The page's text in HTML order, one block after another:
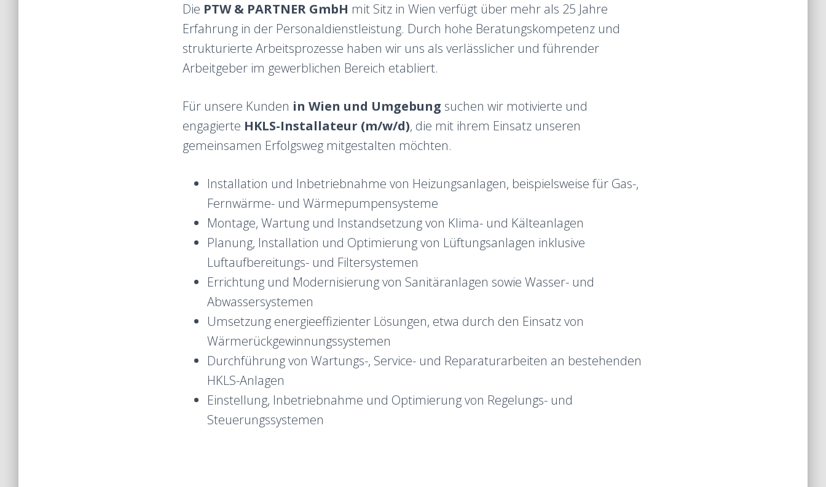
Die PTW & PARTNER GmbH mit Sitz in Wien verfügt über mehr als 25 Jahre
Erfahrung in der Personaldienstleistung. Durch hohe Beratungskompetenz und
strukturierte Arbeitsprozesse haben wir uns als verlässlicher und führender
Arbeitgeber im gewerblichen Bereich etabliert.
Für unsere Kunden in Wien und Umgebung suchen wir motivierte und
engagierte HKLS-Installateur (m/w/d), die mit ihrem Einsatz unseren
gemeinsamen Erfolgsweg mitgestalten möchten.
Installation und Inbetriebnahme von Heizungsanlagen, beispielsweise für Gas-,
Fernwärme- und Wärmepumpensysteme
Montage, Wartung und Instandsetzung von Klima- und Kälteanlagen
Planung, Installation und Optimierung von Lüftungsanlagen inklusive
Luftaufbereitungs- und Filtersystemen
Errichtung und Modernisierung von Sanitäranlagen sowie Wasser- und
Abwassersystemen
Umsetzung energieeffizienter Lösungen, etwa durch den Einsatz von
Wärmerückgewinnungssystemen
Durchführung von Wartungs-, Service- und Reparaturarbeiten an bestehenden
HKLS-Anlagen
Einstellung, Inbetriebnahme und Optimierung von Regelungs- und
Steuerungssystemen